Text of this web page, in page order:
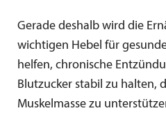
Gerade deshalb wird die
wichtigen Hebel für
helfen, chronische
Blutzucker stabil zu halten,
Muskelmasse zu